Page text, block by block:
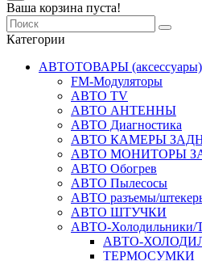
Ваша корзина пуста!
Категории
АВТОТОВАРЫ (аксессуары)
FM-Модуляторы
АВТО TV
АВТО АНТЕННЫ
АВТО Диагностика
АВТО КАМЕРЫ
АВТО МОНИТОРЫ
АВТО Обогрев
АВТО Пылесосы
АВТО разъемы/
АВТО ШТУЧКИ
АВТО-
АВТО-
ТЕРМОСУМКИ